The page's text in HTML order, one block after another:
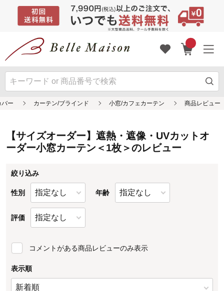
【サイズオーダー】遮熱・遮像・UVカットオ
ーダー小窓カーテン＜1枚＞のレビュー
絞り込み
性別 年齢
評価
コメントがある商品レビューのみ表示
表示順